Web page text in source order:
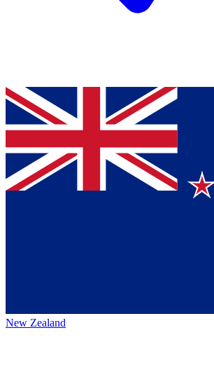
New Zealand